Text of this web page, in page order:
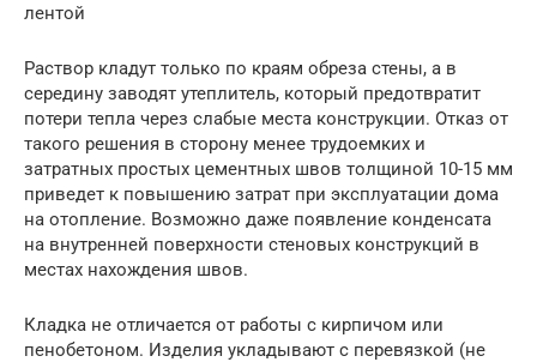
лентой
Раствор кладут только по краям обреза стены, а в
середину заводят утеплитель, который предотвратит
потери тепла через слабые места конструкции. Отказ от
такого решения в сторону менее трудоемких и
затратных простых цементных швов толщиной 10-15 мм
приведет к повышению затрат при эксплуатации дома
на отопление. Возможно даже появление конденсата
на внутренней поверхности стеновых конструкций в
местах нахождения швов.
Кладка не отличается от работы с кирпичом или
пенобетоном. Изделия укладывают с перевязкой (не